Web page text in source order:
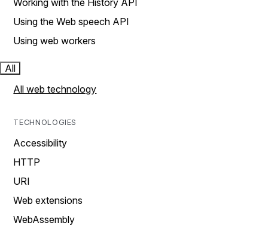
Using the Web speech API
Using web workers
All
All web technology
TECHNOLOGIES
Accessibility
HTTP
URI
Web extensions
WebAssembly